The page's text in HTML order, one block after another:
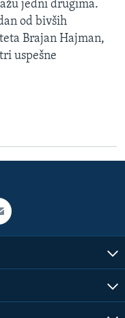
jedni drugima.
od bivših
Brajan Hajman,
uspešne